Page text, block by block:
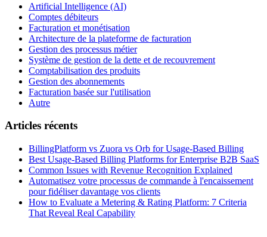
Artificial Intelligence (AI)
Comptes débiteurs
Facturation et monétisation
Architecture de la plateforme de facturation
Gestion des processus métier
Système de gestion de la dette et de recouvrement
Comptabilisation des produits
Gestion des abonnements
Facturation basée sur l'utilisation
Autre
Articles récents
BillingPlatform vs Zuora vs Orb for Usage-Based Billing
Best Usage-Based Billing Platforms for Enterprise B2B SaaS
Common Issues with Revenue Recognition Explained
Automatisez votre processus de commande à l'encaissement
pour fidéliser davantage vos clients
How to Evaluate a Metering & Rating Platform: 7 Criteria
That Reveal Real Capability